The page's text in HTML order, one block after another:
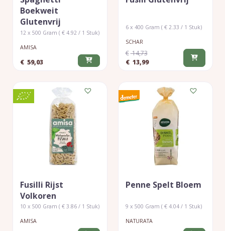
Boekweit
Glutenvrij
12 x 500 Gram ( € 4.92 / 1 Stuk)
AMISA
€ 59,03
6 x 400 Gram ( € 2.33 / 1 Stuk)
SCHAR
€14,73
€ 13,99
Fusilli Rijst
Volkoren
10 x 500 Gram ( € 3.86 / 1 Stuk)
AMISA
Penne Spelt Bloem
9 x 500 Gram ( € 4.04 / 1 Stuk)
NATURATA